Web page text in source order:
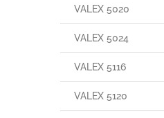
VALEX 5020
VALEX 5024
VALEX 5116
VALEX 5120